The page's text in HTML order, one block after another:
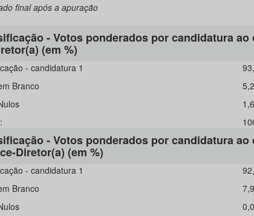
final após a apuração
- Votos ponderados por candidatura ao
(em %)
- candidatura 1
Branco
- Votos ponderados por candidatura ao
Diretor(a) (em %)
- candidatura 1
Branco